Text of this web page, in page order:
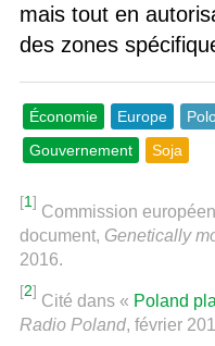
mais tout en
des zones
Économie Europe
Gouvernement
Soja
[1]
Commission
document, Genetically
2016.
[2]
Cité dans « Poland
Radio Poland, février